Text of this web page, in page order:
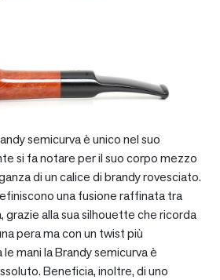
semicurva è unico nel suo
si fa notare per il suo corpo mezzo
di un calice di brandy rovesciato.
una fusione raffinata tra
grazie alla sua silhouette che ricorda
pera ma con un twist più
mani la Brandy semicurva è
Beneficia, inoltre, di uno